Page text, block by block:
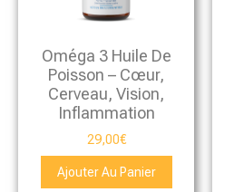
Oméga 3 Huile De
Poisson – Cœur,
Cerveau, Vision,
Inflammation
29,00€
Ajouter Au Panier